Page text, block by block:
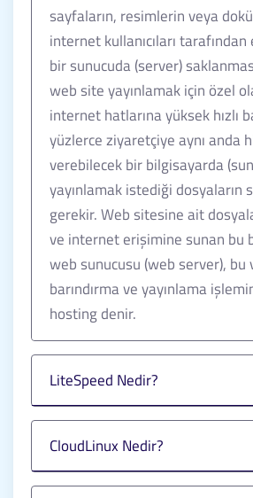
sayfaların, resimlerin veya
internet kullanıcıları
bir sunucuda (server)
web site yayınlamak için özel
internet hatlarına yüksek hızlı
yüzlerce ziyaretçiye aynı anda
verebilecek bir bilgisayarda
yayınlamak istediği dosyaların
gerekir. Web sitesine ait
ve internet erişimine sunan bu
web sunucusu (web server), bu
barındırma ve yayınlama
hosting denir.
LiteSpeed Nedir?
CloudLinux Nedir?